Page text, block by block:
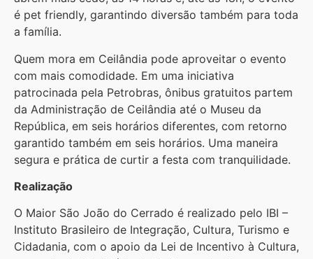
é pet friendly, garantindo diversão também para toda
a família.
Quem mora em Ceilândia pode aproveitar o evento
com mais comodidade. Em uma iniciativa
patrocinada pela Petrobras, ônibus gratuitos partem
da Administração de Ceilândia até o Museu da
República, em seis horários diferentes, com retorno
garantido também em seis horários. Uma maneira
segura e prática de curtir a festa com tranquilidade.
Realização
O Maior São João do Cerrado é realizado pelo IBI –
Instituto Brasileiro de Integração, Cultura, Turismo e
Cidadania, com o apoio da Lei de Incentivo à Cultura,